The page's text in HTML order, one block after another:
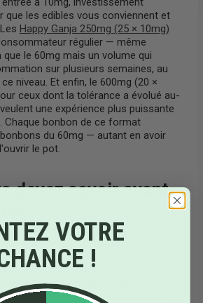
que les edibles vous conviennent et
Happy Ganja 250mg (25 × 10mg)
régulier — même
le 60mg mais un volume qui
sur plusieurs semaines, au
niveau. Et enfin, le 600mg (20 ×
ceux dont la tolérance a évolué au-
une expérience plus puissante
Chaque bonbon de ce format
du 60mg — autant en avoir
le pot.
devez savoir avant
un gummy à 30mg ne sont pas des
elles ont un sens concret. Le THC est
salivaire pendant24 à 72 heures
et jusqu'à 30 jours en urinaire chez
La légalité du produit ne vous
positif. Évitez absolument la
VOTRE
!